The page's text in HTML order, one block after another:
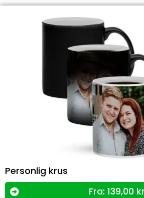
Personlig krus
Fra: 139,00 kr